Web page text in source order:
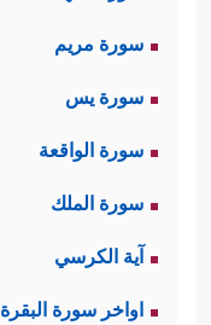
سورة مريم
سورة يس
سورة الواقعة
سورة الملك
آية الكرسي
اواخر سورة البقرة